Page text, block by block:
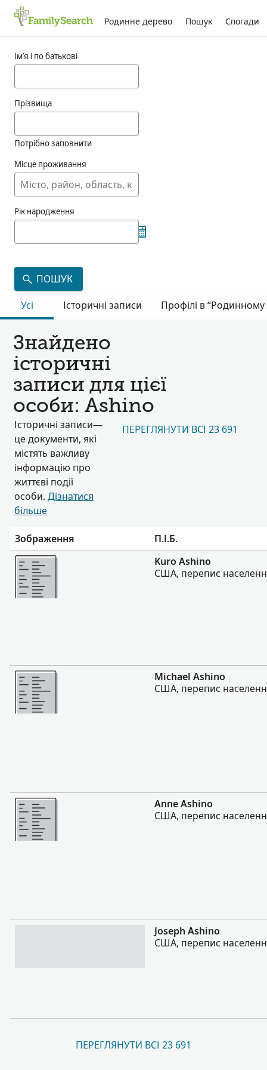
Родинне дерево Пошук Спогади
Ім’я і по батькові
Прізвища
Потрібно заповнити
Місце проживання
Рік народження
ПОШУК
Усі
Історичні записи Профілі в “Родинному
Знайдено
історичні
записи для цієї
особи: Ashino
Історичні записи—
це документи, які
містять важливу
інформацію про
життєві події
особи. Дізнатися
більше
ПЕРЕГЛЯНУТИ ВСІ 23 691
Зображення
П.І.Б.
Більше
Kuro Ashino
США, перепис
Більше
Michael Ashino
США, перепис
Більше
Anne Ashino
США, перепис
Joseph Ashino
США, перепис
ПЕРЕГЛЯНУТИ ВСІ 23 691